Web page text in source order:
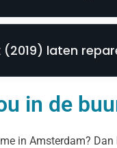
laten
in de
in Amsterdam?